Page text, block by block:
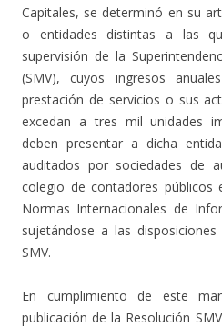
Capitales, se determinó en su
o entidades distintas a las
supervisión de la
(SMV), cuyos ingresos
prestación de servicios o sus
excedan a tres mil unidades
deben presentar a dicha
auditados por sociedades de
colegio de contadores
Normas Internacionales de
sujetándose a las
SMV.
En cumplimiento de este
publicación de la Resolución